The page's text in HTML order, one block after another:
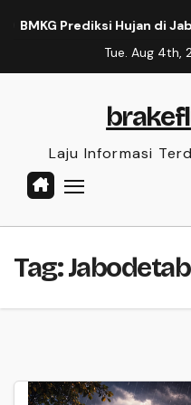
Prediksi Hujan di
Tue. Aug 4th,
Laju Informasi
Tag: